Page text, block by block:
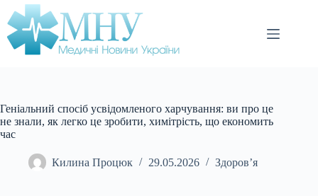
Перейти
до
вмісту
Геніальний спосіб усвідомленого харчування: ви про це
не знали, як легко це зробити, химітрість, що економить
час
Килина Процюк 29.05.2026 Здоров’я